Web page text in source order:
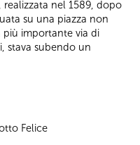
realizzata nel 1589, dopo
su una piazza non
importante via di
stava subendo un
Felice